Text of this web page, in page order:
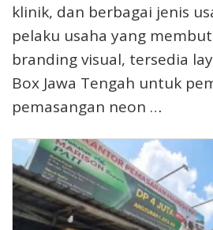
klinik, dan berbagai jenis
pelaku usaha yang
branding visual, tersedia
Box Jawa Tengah untuk
pemasangan neon …